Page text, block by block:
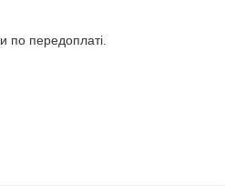
по передоплаті.